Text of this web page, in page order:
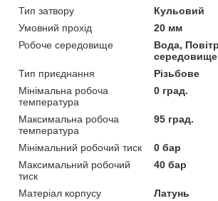
Тип затвору
Кульовий
Умовний прохід
20 мм
Робоче середовище
Вода,
середовище
Тип приєднання
Різьбове
Мінімальна робоча
температура
0 град.
Максимальна робоча
температура
95 град.
Мінімальний робочий тиск
0 бар
Максимальний робочий
тиск
40 бар
Матеріал корпусу
Латунь